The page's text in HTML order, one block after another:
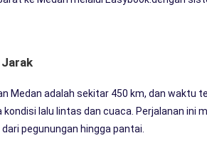
Medan adalah sekitar 450 km, dan waktu
lalu lintas dan cuaca. Perjalanan ini
pegunungan hingga pantai.